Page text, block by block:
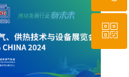
010-64919527
ꀥ